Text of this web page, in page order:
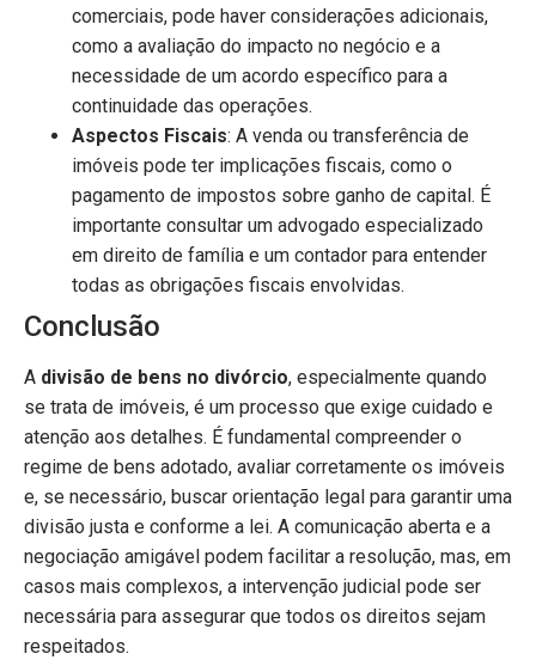
comerciais, pode haver considerações adicionais,
como a avaliação do impacto no negócio e a
necessidade de um acordo específico para a
continuidade das operações.
Aspectos Fiscais: A venda ou transferência de
imóveis pode ter implicações fiscais, como o
pagamento de impostos sobre ganho de capital. É
importante consultar um advogado especializado
em direito de família e um contador para entender
todas as obrigações fiscais envolvidas.
Conclusão
A divisão de bens no divórcio, especialmente quando
se trata de imóveis, é um processo que exige cuidado e
atenção aos detalhes. É fundamental compreender o
regime de bens adotado, avaliar corretamente os imóveis
e, se necessário, buscar orientação legal para garantir uma
divisão justa e conforme a lei. A comunicação aberta e a
negociação amigável podem facilitar a resolução, mas, em
casos mais complexos, a intervenção judicial pode ser
necessária para assegurar que todos os direitos sejam
respeitados.